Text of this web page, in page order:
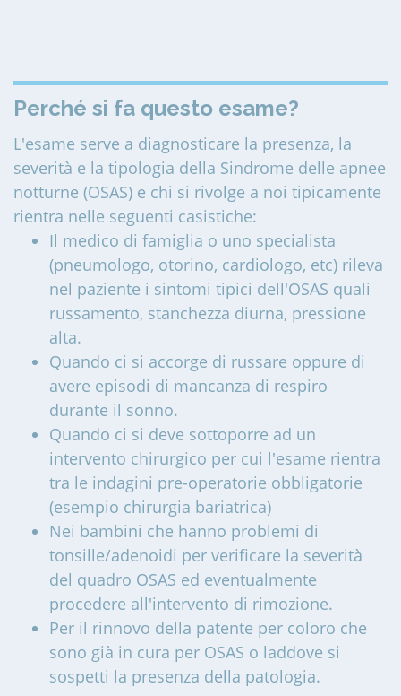
Perché si fa questo esame?
L'esame serve a diagnosticare la presenza, la
severità e la tipologia della Sindrome delle apnee
notturne (OSAS) e chi si rivolge a noi tipicamente
rientra nelle seguenti casistiche:
Il medico di famiglia o uno specialista
(pneumologo, otorino, cardiologo, etc) rileva
nel paziente i sintomi tipici dell'OSAS quali
russamento, stanchezza diurna, pressione
alta.
Quando ci si accorge di russare oppure di
avere episodi di mancanza di respiro
durante il sonno.
Quando ci si deve sottoporre ad un
intervento chirurgico per cui l'esame rientra
tra le indagini pre-operatorie obbligatorie
(esempio chirurgia bariatrica)
Nei bambini che hanno problemi di
tonsille/adenoidi per verificare la severità
del quadro OSAS ed eventualmente
procedere all'intervento di rimozione.
Per il rinnovo della patente per coloro che
sono già in cura per OSAS o laddove si
sospetti la presenza della patologia.